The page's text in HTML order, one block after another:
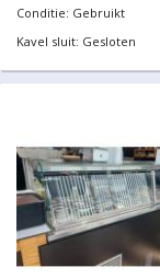
Conditie: Gebruikt
Kavel sluit: Gesloten